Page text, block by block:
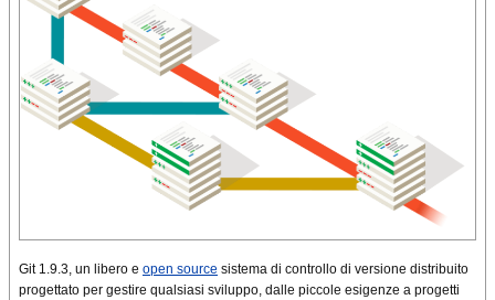
Git 1.9.3, un libero e open source sistema di controllo di versione distribuito
progettato per gestire qualsiasi sviluppo, dalle piccole esigenze a progetti